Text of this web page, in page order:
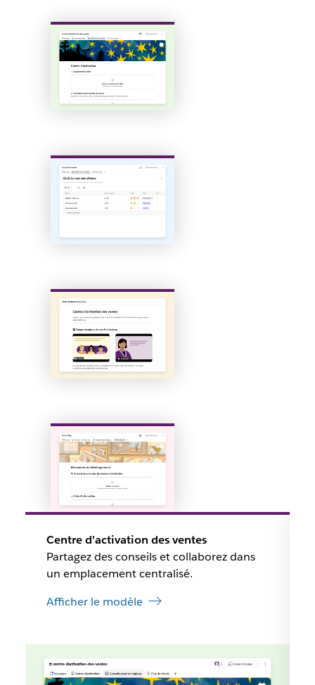
Centre d’activation des ventes
Partagez des conseils et collaborez dans
un emplacement centralisé.
Afficher le modèle